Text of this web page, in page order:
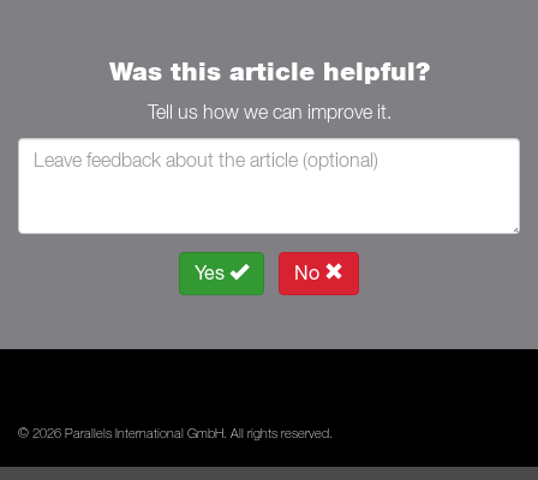
Was this article helpful?
Tell us how we can improve it.
Yes No
© 2026 Parallels International GmbH. All rights reserved.